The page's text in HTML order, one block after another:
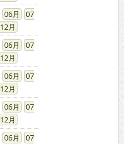
06
07
12
06
07
12
06
07
12
06
07
12
06
07